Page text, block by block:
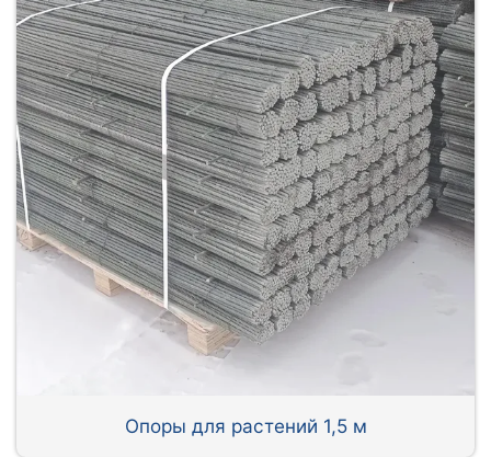
Опоры для растений 1,5 м